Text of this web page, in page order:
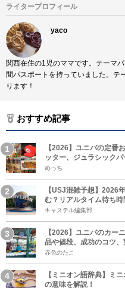
ライタープロフィール
yaco
関西在住の1児のママです。テーマ
間パスポートを持っていました。テ
ります！
おすすめ記事
【2026】ユニバの定番
ッター、ジュラシック
めっち
【USJ混雑予想】2026
む？リアルタイム待ち時
キャステル編集部
【2026】ユニバのカー
品や値段、成功のコツ
赤色のたこ
【ミニオン語辞典】ミ
の意味を解説！